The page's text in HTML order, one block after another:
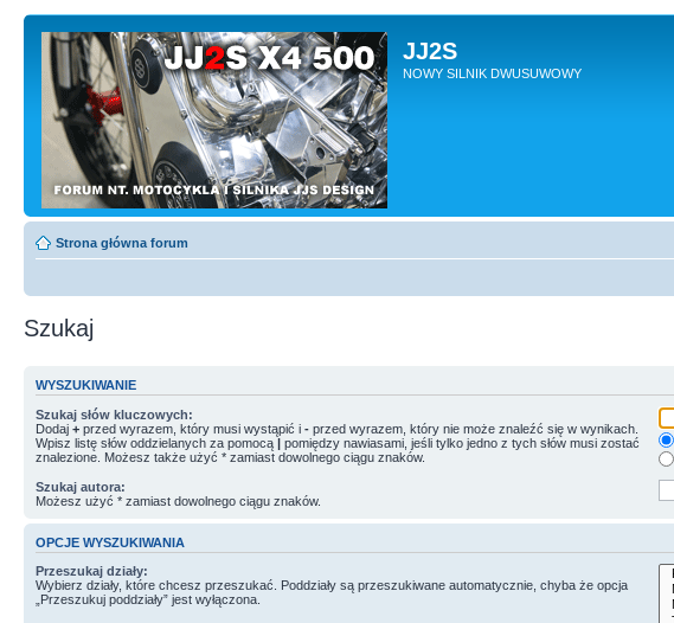
JJ2S
NOWY SILNIK DWUSUWOWY
Strona główna forum
Szukaj
WYSZUKIWANIE
Szukaj słów kluczowych:
Dodaj + przed wyrazem, który musi wystąpić i - przed wyrazem, który nie może znaleźć się w wynikach.
Wpisz listę słów oddzielanych za pomocą | pomiędzy nawiasami, jeśli tylko jedno z tych słów musi zostać
znalezione. Możesz także użyć * zamiast dowolnego ciągu znaków.
Szukaj autora:
Możesz użyć * zamiast dowolnego ciągu znaków.
OPCJE WYSZUKIWANIA
Przeszukaj działy:
Wybierz działy, które chcesz przeszukać. Poddziały są przeszukiwane automatycznie, chyba że opcja
„Przeszukuj poddziały” jest wyłączona.